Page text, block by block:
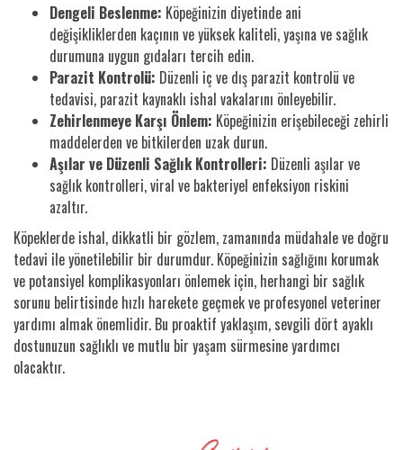
Dengeli Beslenme: Köpeğinizin diyetinde ani
değişikliklerden kaçının ve yüksek kaliteli, yaşına ve sağlık
durumuna uygun gıdaları tercih edin.
Parazit Kontrolü: Düzenli iç ve dış parazit kontrolü ve
tedavisi, parazit kaynaklı ishal vakalarını önleyebilir.
Zehirlenmeye Karşı Önlem: Köpeğinizin erişebileceği zehirli
maddelerden ve bitkilerden uzak durun.
Aşılar ve Düzenli Sağlık Kontrolleri: Düzenli aşılar ve
sağlık kontrolleri, viral ve bakteriyel enfeksiyon riskini
azaltır.
Köpeklerde ishal, dikkatli bir gözlem, zamanında müdahale ve doğru
tedavi ile yönetilebilir bir durumdur. Köpeğinizin sağlığını korumak
ve potansiyel komplikasyonları önlemek için, herhangi bir sağlık
sorunu belirtisinde hızlı harekete geçmek ve profesyonel veteriner
yardımı almak önemlidir. Bu proaktif yaklaşım, sevgili dört ayaklı
dostunuzun sağlıklı ve mutlu bir yaşam sürmesine yardımcı
olacaktır.